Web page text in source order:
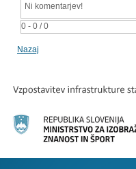
0 - 0 / 0
Ni komentarjev!
Nazaj